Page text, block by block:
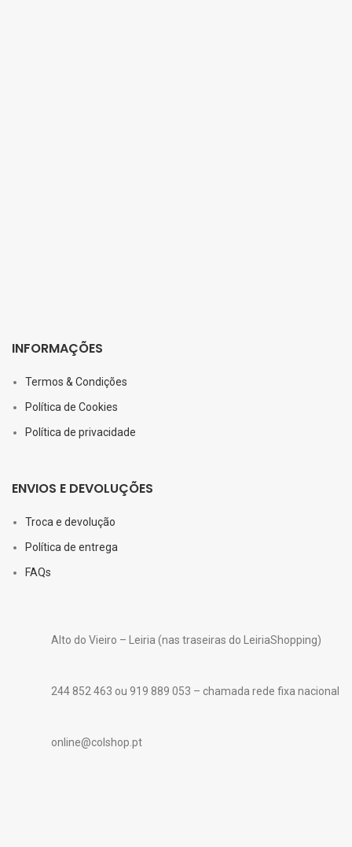
INFORMAÇÕES
Termos & Condições
Política de Cookies
Política de privacidade
ENVIOS E DEVOLUÇÕES
Troca e devolução
Política de entrega
FAQs
Alto do Vieiro – Leiria (nas traseiras do LeiriaShopping)
244 852 463 ou 919 889 053 – chamada rede fixa nacional
online@colshop.pt